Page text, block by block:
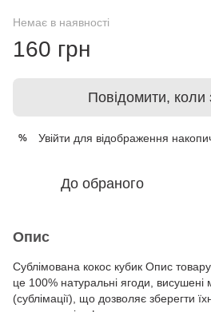
Немає в наявності
160 грн
Повідомити, коли
% Увійти для відображення
До обраного
Опис
Сублімована кокос кубик Опис
це 100% натуральні ягоди,
(сублімації), що дозволяє зберегти